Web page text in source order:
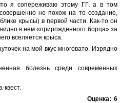
я сопереживаю этому ГГ, а в том
не похож на то создание,
крысы) в первой части. Как-то он
в нем «прирожденного борца» за
вселяется крыса.
на мой вкус многовато. Изрядно
болезнь среди современных
квест.
Оценка: 6